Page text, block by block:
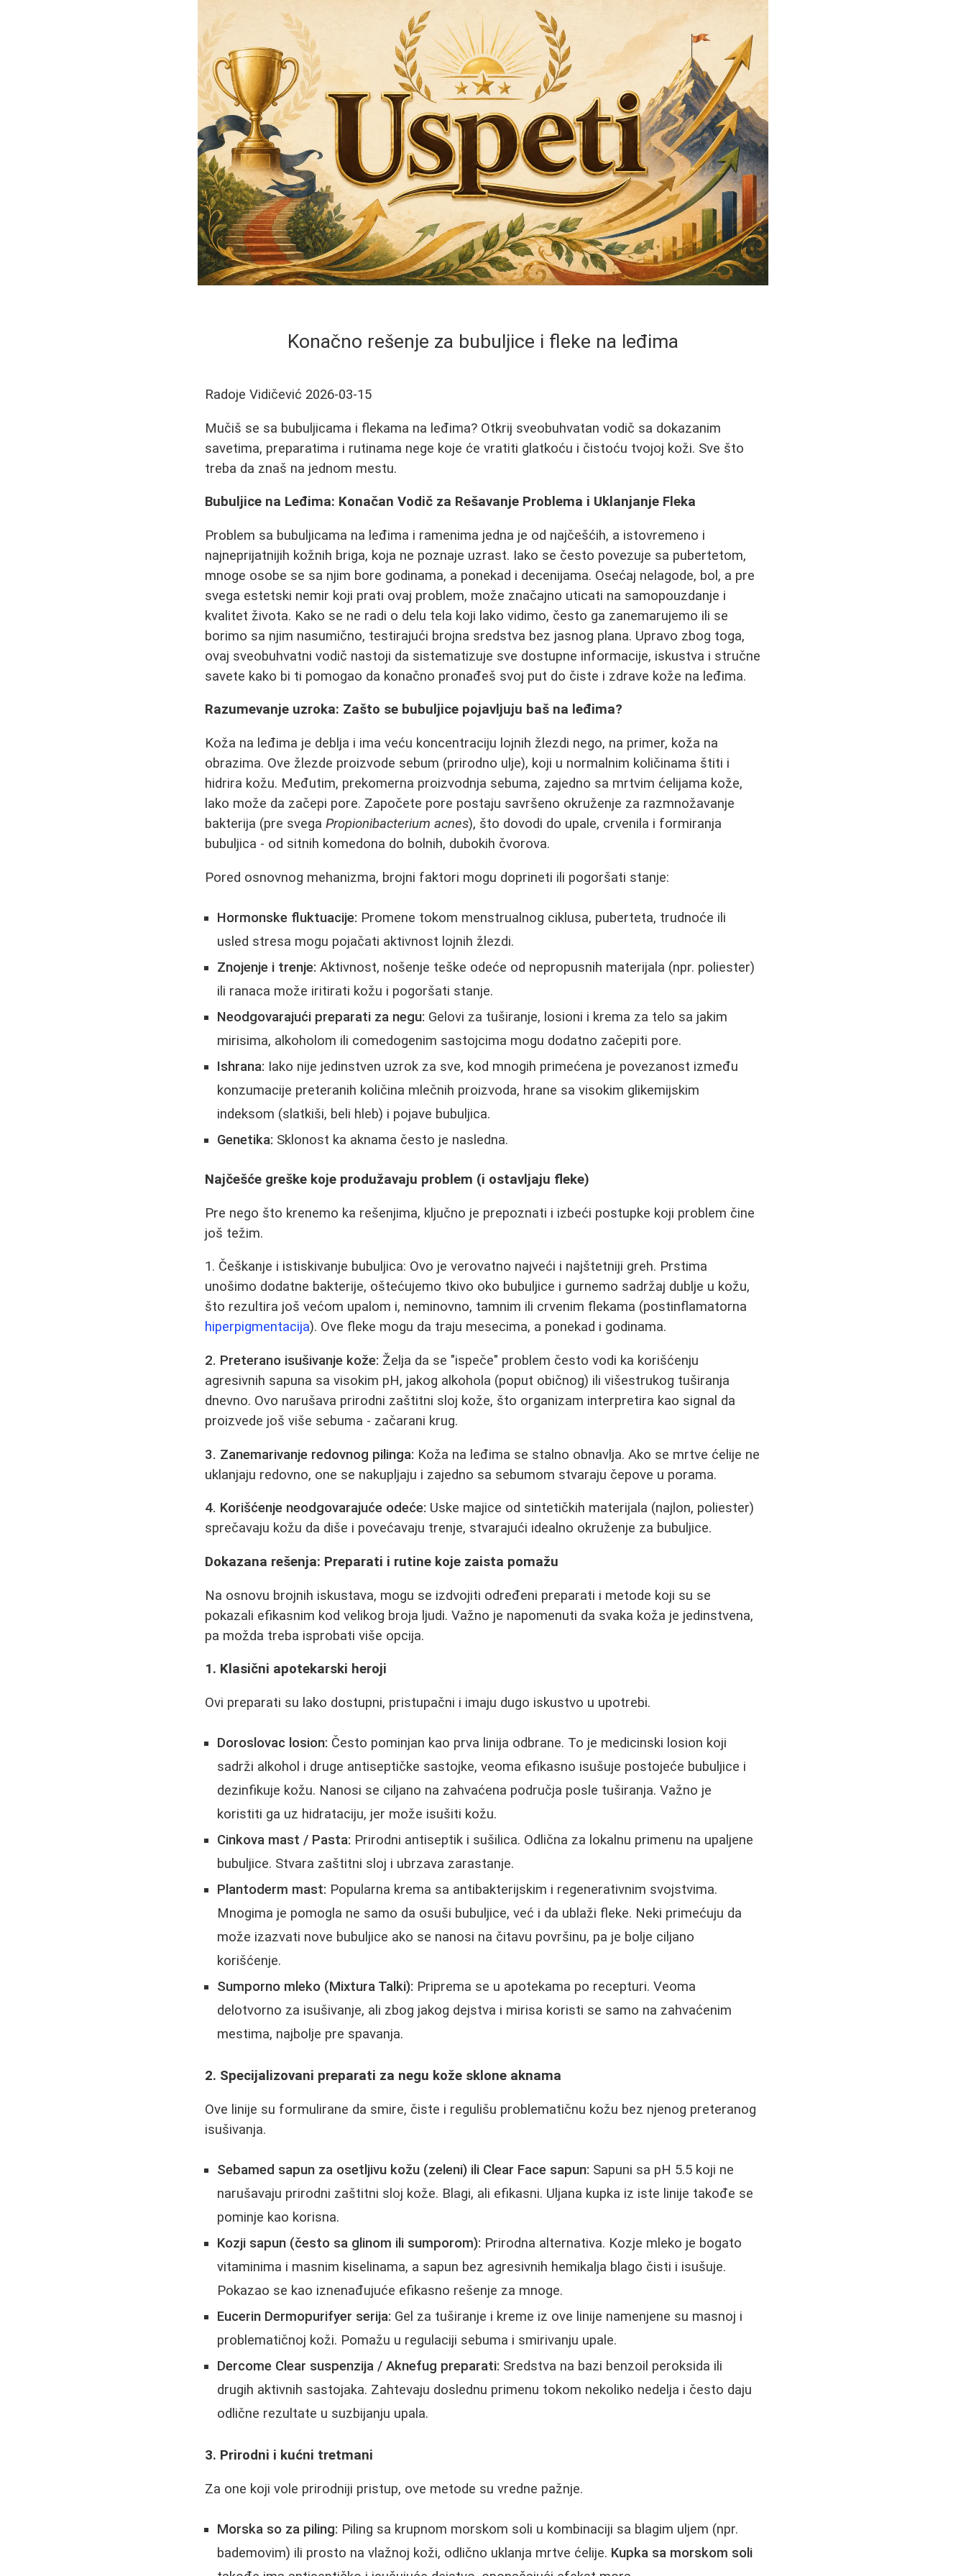
Konačno rešenje za bubuljice i fleke na leđima
Radoje Vidičević 2026-03-15
Mučiš se sa bubuljicama i flekama na leđima? Otkrij sveobuhvatan vodič sa dokazanim
savetima, preparatima i rutinama nege koje će vratiti glatkoću i čistoću tvojoj koži. Sve što
treba da znaš na jednom mestu.
Bubuljice na Leđima: Konačan Vodič za Rešavanje Problema i Uklanjanje Fleka
Problem sa bubuljicama na leđima i ramenima jedna je od najčešćih, a istovremeno i
najneprijatnijih kožnih briga, koja ne poznaje uzrast. Iako se često povezuje sa pubertetom,
mnoge osobe se sa njim bore godinama, a ponekad i decenijama. Osećaj nelagode, bol, a pre
svega estetski nemir koji prati ovaj problem, može značajno uticati na samopouzdanje i
kvalitet života. Kako se ne radi o delu tela koji lako vidimo, često ga zanemarujemo ili se
borimo sa njim nasumično, testirajući brojna sredstva bez jasnog plana. Upravo zbog toga,
ovaj sveobuhvatni vodič nastoji da sistematizuje sve dostupne informacije, iskustva i stručne
savete kako bi ti pomogao da konačno pronađeš svoj put do čiste i zdrave kože na leđima.
Razumevanje uzroka: Zašto se bubuljice pojavljuju baš na leđima?
Koža na leđima je deblja i ima veću koncentraciju lojnih žlezdi nego, na primer, koža na
obrazima. Ove žlezde proizvode sebum (prirodno ulje), koji u normalnim količinama štiti i
hidrira kožu. Međutim, prekomerna proizvodnja sebuma, zajedno sa mrtvim ćelijama kože,
lako može da začepi pore. Započete pore postaju savršeno okruženje za razmnožavanje
bakterija (pre svegaPropionibacterium acnes), što dovodi do upale, crvenila i formiranja
bubuljica - od sitnih komedona do bolnih, dubokih čvorova.
Pored osnovnog mehanizma, brojni faktori mogu doprineti ili pogoršati stanje:
Hormonske fluktuacije: Promene tokom menstrualnog ciklusa, puberteta, trudnoće ili
usled stresa mogu pojačati aktivnost lojnih žlezdi.
Znojenje i trenje: Aktivnost, nošenje teške odeće od nepropusnih materijala (npr. poliester)
ili ranaca može iritirati kožu i pogoršati stanje.
Neodgovarajući preparati za negu: Gelovi za tuširanje, losioni i krema za telo sa jakim
mirisima, alkoholom ili comedogenim sastojcima mogu dodatno začepiti pore.
Ishrana: Iako nije jedinstven uzrok za sve, kod mnogih primećena je povezanost između
konzumacije preteranih količina mlečnih proizvoda, hrane sa visokim glikemijskim
indeksom (slatkiši, beli hleb) i pojave bubuljica.
Genetika: Sklonost ka aknama često je nasledna.
Najčešće greške koje produžavaju problem (i ostavljaju fleke)
Pre nego što krenemo ka rešenjima, ključno je prepoznati i izbeći postupke koji problem čine
još težim.
1. Češkanje i istiskivanje bubuljica: Ovo je verovatno najveći i najštetniji greh. Prstima
unošimo dodatne bakterije, oštećujemo tkivo oko bubuljice i gurnemo sadržaj dublje u kožu,
što rezultira još većom upalom i, neminovno, tamnim ili crvenim flekama (postinflamatorna
hiperpigmentacija). Ove fleke mogu da traju mesecima, a ponekad i godinama.
2. Preterano isušivanje kože: Želja da se "ispeče" problem često vodi ka korišćenju
agresivnih sapuna sa visokim pH, jakog alkohola (poput običnog) ili višestrukog tuširanja
dnevno. Ovo narušava prirodni zaštitni sloj kože, što organizam interpretira kao signal da
proizvede još više sebuma - začarani krug.
3. Zanemarivanje redovnog pilinga: Koža na leđima se stalno obnavlja. Ako se mrtve ćelije ne
uklanjaju redovno, one se nakupljaju i zajedno sa sebumom stvaraju čepove u porama.
4. Korišćenje neodgovarajuće odeće: Uske majice od sintetičkih materijala (najlon, poliester)
sprečavaju kožu da diše i povećavaju trenje, stvarajući idealno okruženje za bubuljice.
Dokazana rešenja: Preparati i rutine koje zaista pomažu
Na osnovu brojnih iskustava, mogu se izdvojiti određeni preparati i metode koji su se
pokazali efikasnim kod velikog broja ljudi. Važno je napomenuti da svaka koža je jedinstvena,
pa možda treba isprobati više opcija.
1. Klasični apotekarski heroji
Ovi preparati su lako dostupni, pristupačni i imaju dugo iskustvo u upotrebi.
Doroslovac losion: Često pominjan kao prva linija odbrane. To je medicinski losion koji
sadrži alkohol i druge antiseptičke sastojke, veoma efikasno isušuje postojeće bubuljice i
dezinfikuje kožu. Nanosi se ciljano na zahvaćena područja posle tuširanja. Važno je
koristiti ga uz hidrataciju, jer može isušiti kožu.
Cinkova mast / Pasta: Prirodni antiseptik i sušilica. Odlična za lokalnu primenu na upaljene
bubuljice. Stvara zaštitni sloj i ubrzava zarastanje.
Plantoderm mast: Popularna krema sa antibakterijskim i regenerativnim svojstvima.
Mnogima je pomogla ne samo da osuši bubuljice, već i da ublaži fleke. Neki primećuju da
može izazvati nove bubuljice ako se nanosi na čitavu površinu, pa je bolje ciljano
korišćenje.
Sumporno mleko (Mixtura Talki): Priprema se u apotekama po recepturi. Veoma
delotvorno za isušivanje, ali zbog jakog dejstva i mirisa koristi se samo na zahvaćenim
mestima, najbolje pre spavanja.
2. Specijalizovani preparati za negu kože sklone aknama
Ove linije su formulirane da smire, čiste i regulišu problematičnu kožu bez njenog preteranog
isušivanja.
Sebamed sapun za osetljivu kožu (zeleni) ili Clear Face sapun: Sapuni sa pH 5.5 koji ne
narušavaju prirodni zaštitni sloj kože. Blagi, ali efikasni. Uljana kupka iz iste linije takođe se
pominje kao korisna.
Kozji sapun (često sa glinom ili sumporom): Prirodna alternativa. Kozje mleko je bogato
vitaminima i masnim kiselinama, a sapun bez agresivnih hemikalja blago čisti i isušuje.
Pokazao se kao iznenađujuće efikasno rešenje za mnoge.
Eucerin Dermopurifyer serija: Gel za tuširanje i kreme iz ove linije namenjene su masnoj i
problematičnoj koži. Pomažu u regulaciji sebuma i smirivanju upale.
Dercome Clear suspenzija / Aknefug preparati: Sredstva na bazi benzoil peroksida ili
drugih aktivnih sastojaka. Zahtevaju doslednu primenu tokom nekoliko nedelja i često daju
odlične rezultate u suzbijanju upala.
3. Prirodni i kućni tretmani
Za one koji vole prirodniji pristup, ove metode su vredne pažnje.
Morska so za piling: Piling sa krupnom morskom soli u kombinaciji sa blagim uljem (npr.
bademovim) ili prosto na vlažnoj koži, odlično uklanja mrtve ćelije. Kupka sa morskom soli